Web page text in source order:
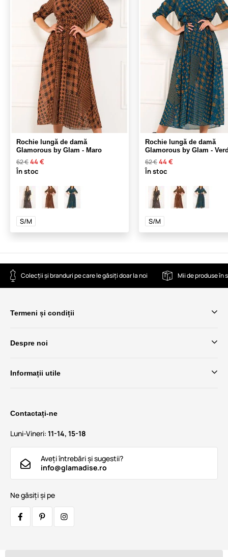
Rochie lungă de damă
Glamorous by Glam - Maro
62 €44 €
În stoc
S/M
Rochie lungă de damă
Glamorous by Glam -
62 €44 €
În stoc
S/M
Colecții și branduri pe care le găsiți doar la noi Mii de produse în
Termeni și condiții
Despre noi
Informații utile
Contactați-ne
Luni-Vineri: 11-14, 15-18
Aveți întrebări și sugestii?
info@glamadise.ro
Ne găsiți și pe